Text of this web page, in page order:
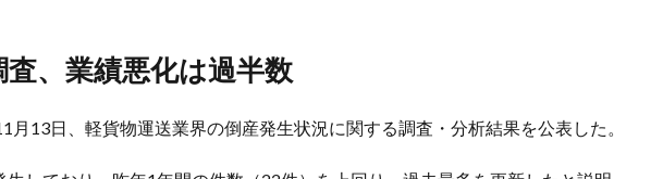
査、業績悪化は過半数
月13日、軽貨物運送業界の倒産発生状況に関する調査・分析結果を公表した。